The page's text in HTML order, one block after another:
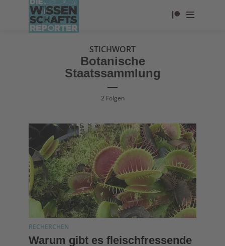
STICHWORT
Botanische
Staatssammlung
2 Folgen
RECHERCHEN
Warum gibt es fleischfressende